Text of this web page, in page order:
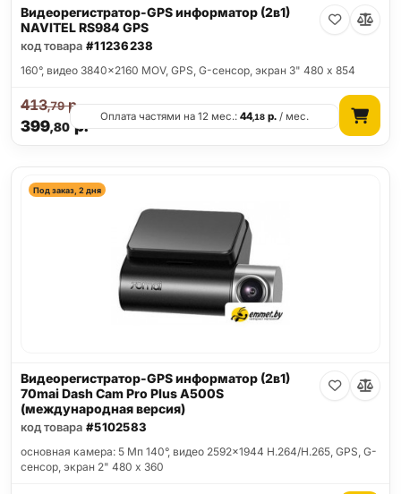
Видеорегистратор-GPS информатор (2в1)
NAVITEL RS984 GPS
код товара #11236238
160°, видео 3840x2160 MOV, GPS, G-сенсор, экран 3" 480 x 854
399,80р.
413,79р.
Оплата частями на 12 мес.:44,18 р. / мес.
Под заказ, 2 дня
Видеорегистратор-GPS информатор (2в1)
70mai Dash Cam Pro Plus A500S
(международная версия)
код товара #5102583
основная камера: 5 Мп 140°, видео 2592x1944 H.264/H.265, GPS, G-
сенсор, экран 2" 480 x 360